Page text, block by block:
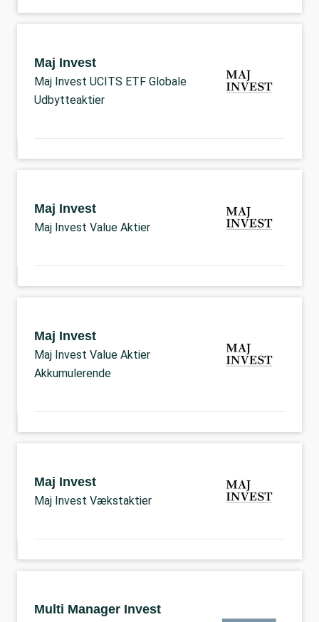
Maj Invest
Maj Invest UCITS ETF Globale
Udbytteaktier
Maj Invest
Maj Invest Value Aktier
Maj Invest
Maj Invest Value Aktier
Akkumulerende
Maj Invest
Maj Invest Vækstaktier
Multi Manager Invest